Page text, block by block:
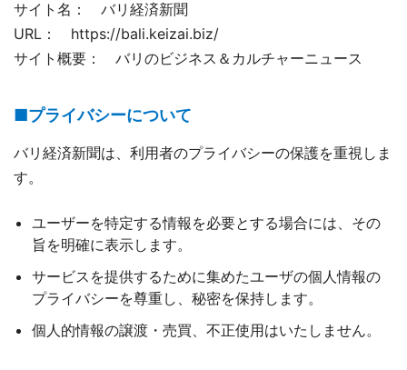
サイト名： バリ経済新聞
URL： https://bali.keizai.biz/
サイト概要： バリのビジネス＆カルチャーニュース
■プライバシーについて
バリ経済新聞は、利用者のプライバシーの保護を重視しま
す。
ユーザーを特定する情報を必要とする場合には、その
旨を明確に表示します。
サービスを提供するために集めたユーザの個人情報の
プライバシーを尊重し、秘密を保持します。
個人的情報の譲渡・売買、不正使用はいたしません。